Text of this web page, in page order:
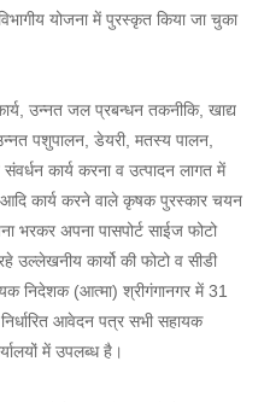
योजना में पुरस्कृत किया जा चुका
उन्नत जल प्रबन्धन तकनीकि, खाद्य
पशुपालन, डेयरी, मतस्य पालन,
कार्य करना व उत्पादन लागत में
कार्य करने वाले कृषक पुरस्कार चयन
भरकर अपना पासपोर्ट साईज फोटो
उल्लेखनीय कार्यो की फोटो व सीडी
निदेशक (आत्मा) श्रीगंगानगर में 31
आवेदन पत्र सभी सहायक
में उपलब्ध है।